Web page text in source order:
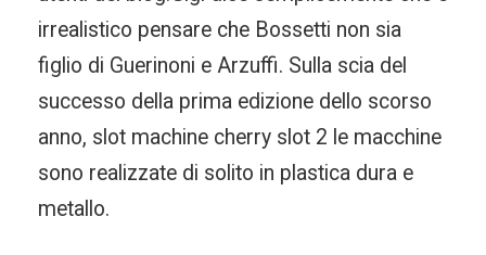
irrealistico pensare che Bossetti non sia
figlio di Guerinoni e Arzuffi. Sulla scia del
successo della prima edizione dello scorso
anno, slot machine cherry slot 2 le macchine
sono realizzate di solito in plastica dura e
metallo.